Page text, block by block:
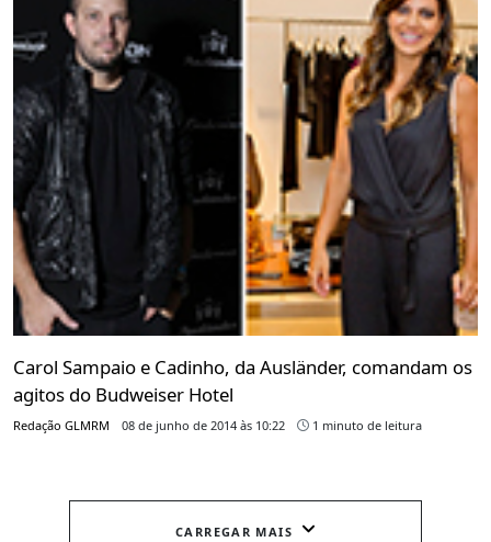
Carol Sampaio e Cadinho, da Ausländer, comandam os
agitos do Budweiser Hotel
Redação GLMRM 08 de junho de 2014 às 10:22 1 minuto de leitura
CARREGAR MAIS